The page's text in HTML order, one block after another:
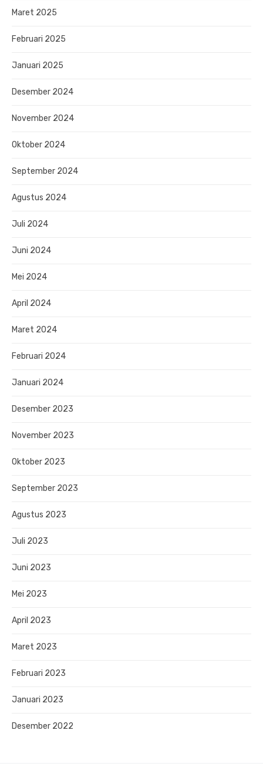
Maret 2025
Februari 2025
Januari 2025
Desember 2024
November 2024
Oktober 2024
September 2024
Agustus 2024
Juli 2024
Juni 2024
Mei 2024
April 2024
Maret 2024
Februari 2024
Januari 2024
Desember 2023
November 2023
Oktober 2023
September 2023
Agustus 2023
Juli 2023
Juni 2023
Mei 2023
April 2023
Maret 2023
Februari 2023
Januari 2023
Desember 2022